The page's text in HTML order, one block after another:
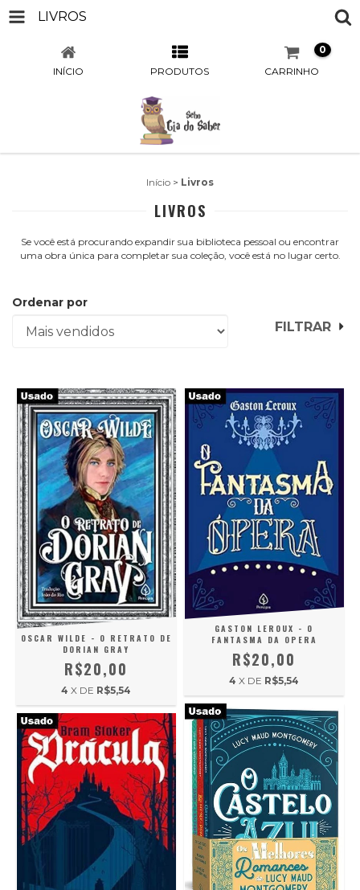
LIVROS
INÍCIO PRODUTOS CARRINHO
0
Início > Livros
LIVROS
Se você está procurando expandir sua biblioteca pessoal ou encontrar
uma obra única para completar sua coleção, você está no lugar certo.
Ordenar por
FILTRAR
OSCAR WILDE - O RETRATO DE
DORIAN GRAY
R$20,00
4 X DE R$5,54
GASTON LEROUX - O
FANTASMA DA OPERA
R$20,00
4 X DE R$5,54